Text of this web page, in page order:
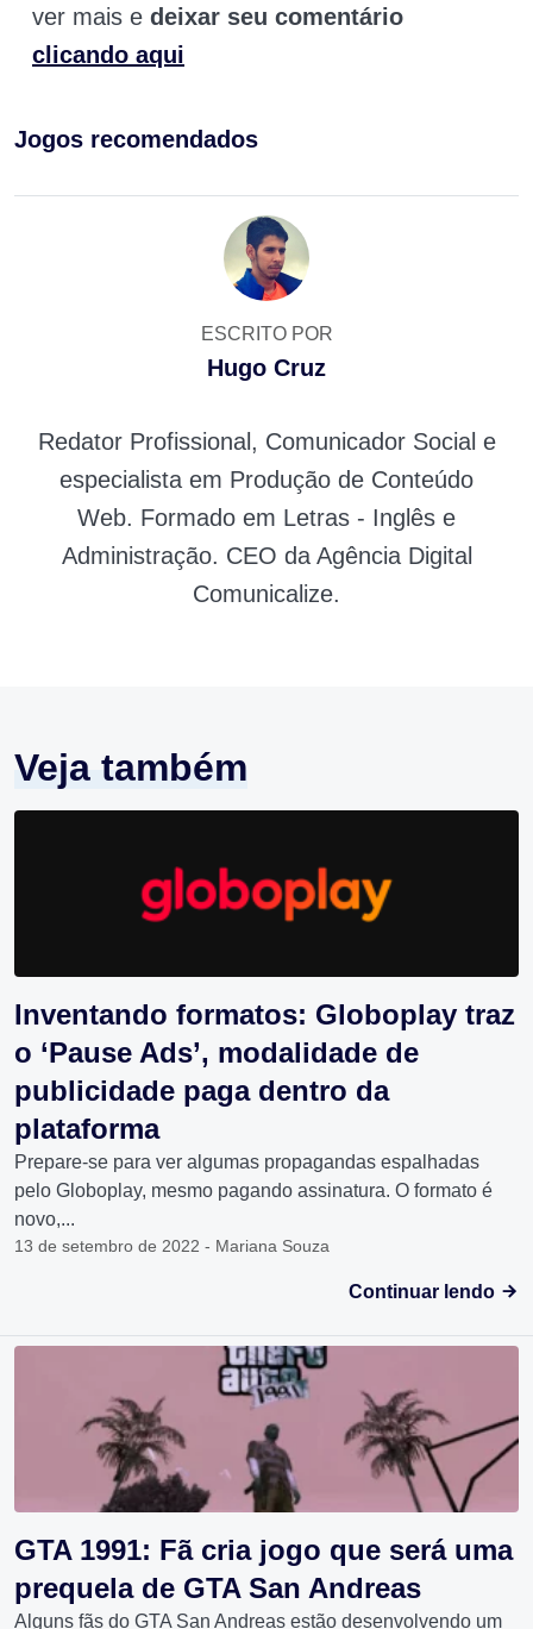
ver mais e deixar seu comentário
clicando aqui
Jogos recomendados
ESCRITO POR
Hugo Cruz
Redator Profissional, Comunicador Social e
especialista em Produção de Conteúdo
Web. Formado em Letras - Inglês e
Administração. CEO da Agência Digital
Comunicalize.
Veja também
Inventando formatos: Globoplay traz
o ‘Pause Ads’, modalidade de
publicidade paga dentro da
plataforma
Prepare-se para ver algumas propagandas espalhadas
pelo Globoplay, mesmo pagando assinatura. O formato é
novo,...
13 de setembro de 2022 - Mariana Souza
Continuar lendo
GTA 1991: Fã cria jogo que será uma
prequela de GTA San Andreas
Alguns fãs do GTA San Andreas estão desenvolvendo um